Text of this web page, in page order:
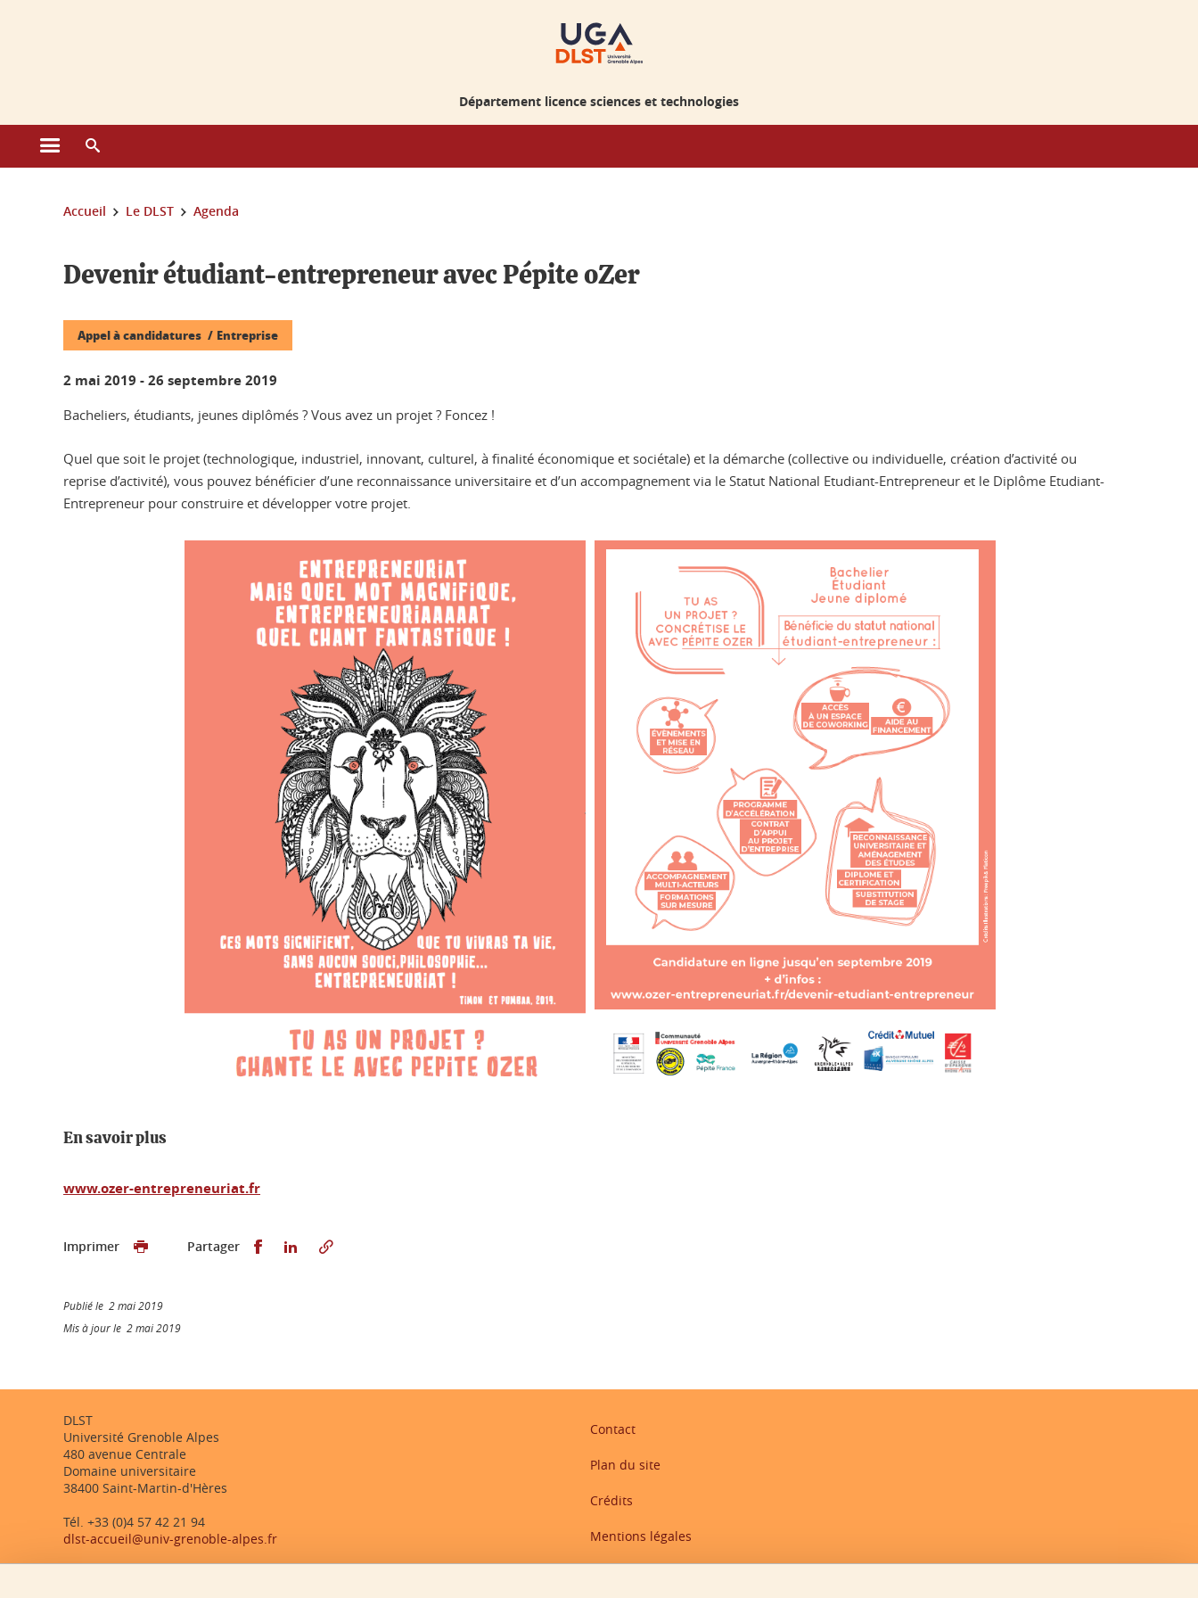
Département licence sciences et technologies
Ouvrir le menu principal
Vous êtes ici :
Accueil Le DLST Agenda
Devenir étudiant-entrepreneur avec Pépite oZer
Appel à candidatures Entreprise
2 mai 2019 -26 septembre 2019
Bacheliers, étudiants, jeunes diplômés ? Vous avez un projet ? Foncez !
Quel que soit le projet (technologique, industriel, innovant, culturel, à finalité économique et sociétale) et la démarche (collective ou individuelle, création d’activité ou
reprise d’activité), vous pouvez bénéficier d’une reconnaissance universitaire et d’un accompagnement via le Statut National Etudiant-Entrepreneur et le Diplôme Etudiant-
Entrepreneur pour construire et développer votre projet.
En savoir plus
www.ozer-entrepreneuriat.fr
Imprimer Partager Partager sur Facebook
Partager sur LinkedIn
Publié le 2 mai 2019
Mis à jour le 2 mai 2019
DLST
Université Grenoble Alpes
480 avenue Centrale
Domaine universitaire
38400 Saint-Martin-d'Hères
Tél. +33 (0)4 57 42 21 94
dlst-accueil@univ-grenoble-alpes.fr
Contact
Plan du site
Crédits
Mentions légales